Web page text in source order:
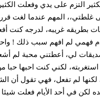
التزم على يدي وفعلت
غلطتي،، المهم عندما لغت
بطريقه غريبه، لدرجه كنت
لم افهم سبب ذلك !
لي، أعطتني محبة لم
لكني كنت احبها
لم تفعل، فهي تقول أن
في أحد الأيام فعلت شيئا